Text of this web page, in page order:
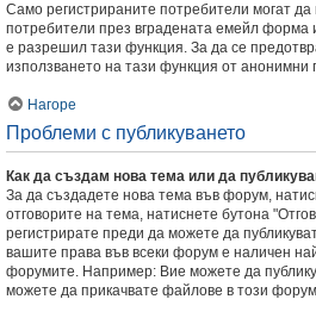
Само регистрираните потребители могат
потребители през вградената емейл форма
е разрешил тази функция. За да се
използването на тази функция от анонимни
Нагоре
Проблеми с публикуването
Как да създам нова тема или да
За да създадете нова тема във форум,
отговорите на тема, натиснете бутона
регистрирате преди да можете да
вашите права във всеки форум е наличен
форумите. Например: Вие можете да
можете да прикачвате файлове в този